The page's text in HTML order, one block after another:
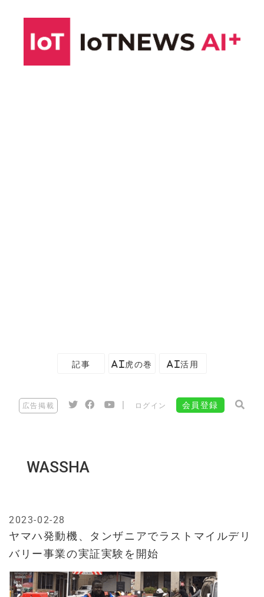
記事 AI虎の巻 AI活用
広告掲載 ログイン 会員登録
WASSHA
ヤマハ発動機、タンザニアでラストマイルデリ
バリー事業の実証実験を開始
2023-02-28